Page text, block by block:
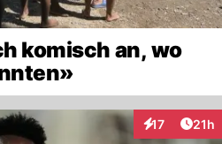
komisch an, wo
17
Interaktionen
21h